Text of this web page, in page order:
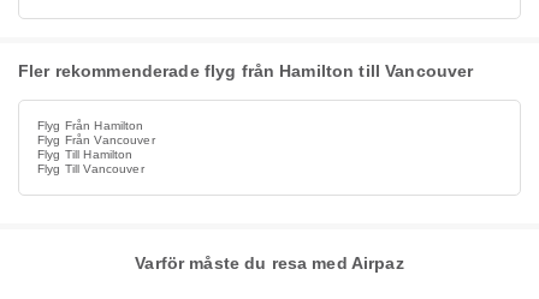
Fler rekommenderade flyg från Hamilton till Vancouver
Flyg Från Hamilton
Flyg Från Vancouver
Flyg Till Hamilton
Flyg Till Vancouver
Varför måste du resa med Airpaz